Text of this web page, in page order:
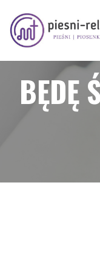
treści
PIOSENKI I
BĘDĘ